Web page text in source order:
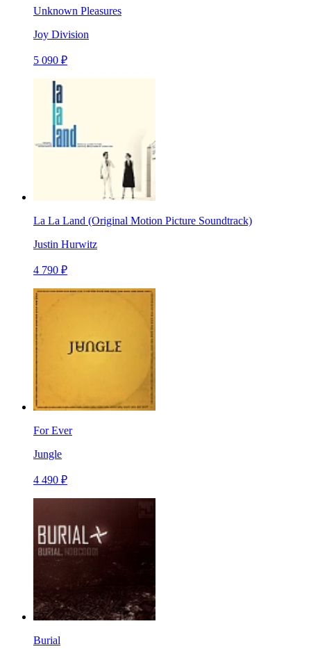
Unknown Pleasures
Joy Division
5 090 ₽
La La Land (Original Motion Picture Soundtrack)
Justin Hurwitz
4 790 ₽
For Ever
Jungle
4 490 ₽
Burial